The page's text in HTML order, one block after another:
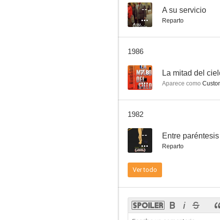
-- A su servicio
Reparto
1986
7.8 La mitad del
Aparece como
1982
-- Entre paréntesis
Reparto
Ver todo